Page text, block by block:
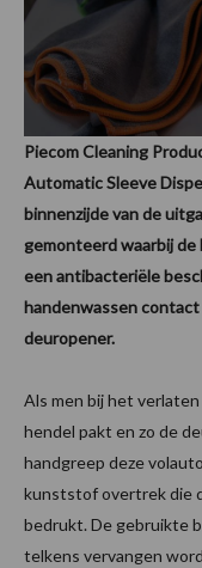
Piecom Cleaning
Automatic Sleeve
binnenzijde van de
gemonteerd waarbij
een antibacteriële
handenwassen
deuropener.
Als men bij het
hendel pakt en zo de
handgreep deze
kunststof overtrek die
bedrukt. De gebruikte
telkens vervangen